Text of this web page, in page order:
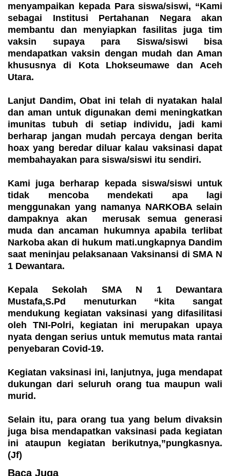
menyampaikan kepada Para siswa/siswi, “Kami
sebagai Institusi Pertahanan Negara akan
membantu dan menyiapkan fasilitas juga tim
vaksin supaya para Siswa/siswi bisa
mendapatkan vaksin dengan mudah dan Aman
khususnya di Kota Lhokseumawe dan Aceh
Utara.
Lanjut Dandim, Obat ini telah di nyatakan halal
dan aman untuk digunakan demi meningkatkan
imunitas tubuh di setiap individu, jadi kami
berharap jangan mudah percaya dengan berita
hoax yang beredar diluar kalau vaksinasi dapat
membahayakan para siswa/siswi itu sendiri.
Kami juga berharap kepada siswa/siswi untuk
tidak mencoba mendekati apa lagi
menggunakan yang namanya NARKOBA selain
dampaknya akan merusak semua generasi
muda dan ancaman hukumnya apabila terlibat
Narkoba akan di hukum mati.ungkapnya Dandim
saat meninjau pelaksanaan Vaksinansi di SMA N
1 Dewantara.
Kepala Sekolah SMA N 1 Dewantara
Mustafa,S.Pd menuturkan “kita sangat
mendukung kegiatan vaksinasi yang difasilitasi
oleh TNI-Polri, kegiatan ini merupakan upaya
nyata dengan serius untuk memutus mata rantai
penyebaran Covid-19.
Kegiatan vaksinasi ini, lanjutnya, juga mendapat
dukungan dari seluruh orang tua maupun wali
murid.
Selain itu, para orang tua yang belum divaksin
juga bisa mendapatkan vaksinasi pada kegiatan
ini ataupun kegiatan berikutnya,”pungkasnya.
(Jf)
Baca Juga